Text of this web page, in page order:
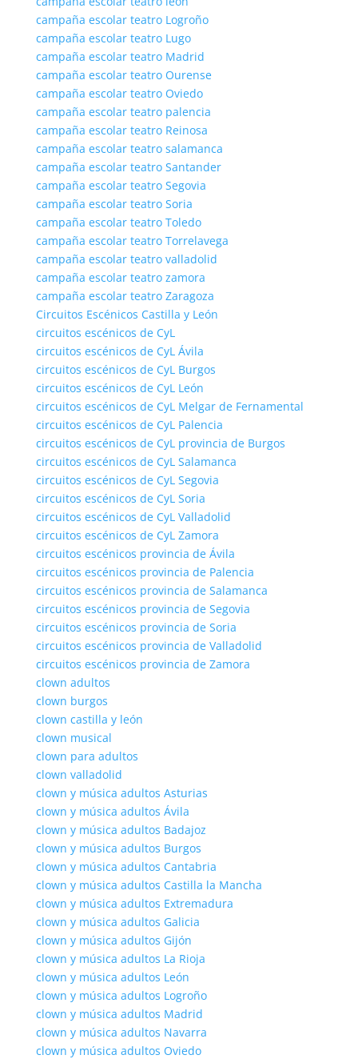
campaña escolar teatro Logroño
campaña escolar teatro Lugo
campaña escolar teatro Madrid
campaña escolar teatro Ourense
campaña escolar teatro Oviedo
campaña escolar teatro palencia
campaña escolar teatro Reinosa
campaña escolar teatro salamanca
campaña escolar teatro Santander
campaña escolar teatro Segovia
campaña escolar teatro Soria
campaña escolar teatro Toledo
campaña escolar teatro Torrelavega
campaña escolar teatro valladolid
campaña escolar teatro zamora
campaña escolar teatro Zaragoza
Circuitos Escénicos Castilla y León
circuitos escénicos de CyL
circuitos escénicos de CyL Ávila
circuitos escénicos de CyL Burgos
circuitos escénicos de CyL León
circuitos escénicos de CyL Melgar de Fernamental
circuitos escénicos de CyL Palencia
circuitos escénicos de CyL provincia de Burgos
circuitos escénicos de CyL Salamanca
circuitos escénicos de CyL Segovia
circuitos escénicos de CyL Soria
circuitos escénicos de CyL Valladolid
circuitos escénicos de CyL Zamora
circuitos escénicos provincia de Ávila
circuitos escénicos provincia de Palencia
circuitos escénicos provincia de Salamanca
circuitos escénicos provincia de Segovia
circuitos escénicos provincia de Soria
circuitos escénicos provincia de Valladolid
circuitos escénicos provincia de Zamora
clown adultos
clown burgos
clown castilla y león
clown musical
clown para adultos
clown valladolid
clown y música adultos Asturias
clown y música adultos Ávila
clown y música adultos Badajoz
clown y música adultos Burgos
clown y música adultos Cantabria
clown y música adultos Castilla la Mancha
clown y música adultos Extremadura
clown y música adultos Galicia
clown y música adultos Gijón
clown y música adultos La Rioja
clown y música adultos León
clown y música adultos Logroño
clown y música adultos Madrid
clown y música adultos Navarra
clown y música adultos Oviedo